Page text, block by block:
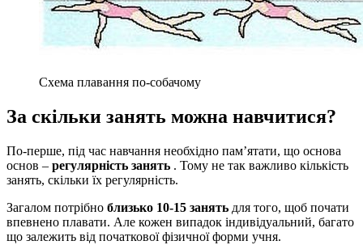
Схема плавання по-собачому
За скільки занять можна навчитися?
По-перше, під час навчання необхідно пам’ятати, що основа
основ – регулярність занять . Тому не так важливо кількість
занять, скільки їх регулярність.
Загалом потрібно близько 10-15 занять для того, щоб почати
впевнено плавати. Але кожен випадок індивідуальний, багато
що залежить від початкової фізичної форми учня.